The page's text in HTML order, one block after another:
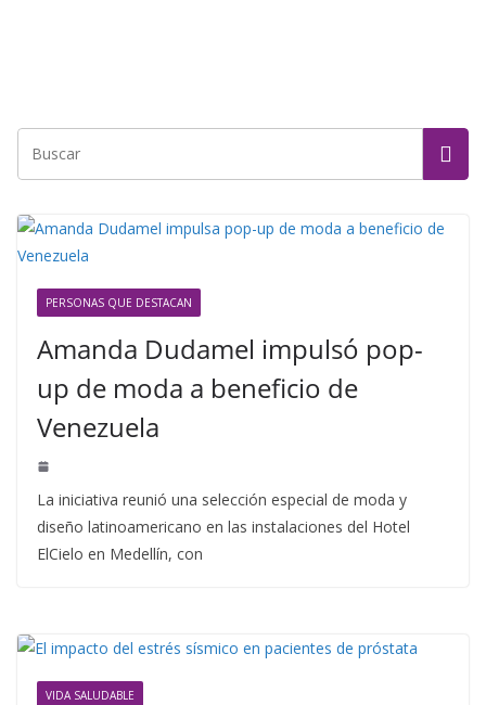
PERSONAS QUE DESTACAN
Amanda Dudamel impulsó pop-
up de moda a beneficio de
Venezuela
La iniciativa reunió una selección especial de moda y
diseño latinoamericano en las instalaciones del Hotel
ElCielo en Medellín, con
VIDA SALUDABLE